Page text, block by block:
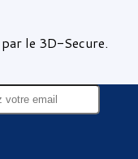
le 3D-Secure.